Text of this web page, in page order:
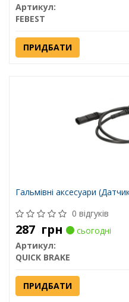
Артикул:
FEBEST
ПРИДБАТИ
Гальмівні аксесуари
0 відгуків
287 грн
сьогодні
Артикул:
QUICK BRAKE
ПРИДБАТИ